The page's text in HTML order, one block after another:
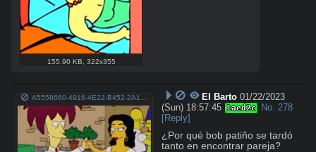
155.90 KB, 322x355
El Barto 01/22/2023
(Sun) 18:57:45 1aed2c No. 278
[Reply]
¿Por qué bob patiño se tardó
tanto en encontrar pareja?